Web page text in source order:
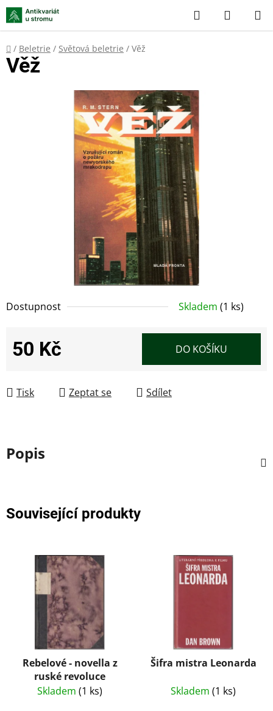
Přejít
na
obsah
Hledat
KOŠÍK
Domů
/ Beletrie / Světová beletrie / Věž
Dostupnost Skladem (1 ks)
50 Kč DO KOŠÍKU
Tisk Zeptat se Sdílet
Věž
Popis
Související produkty
Rebelové - novella z
ruské revoluce
Skladem (1 ks)
Šifra mistra Leonarda
Skladem (1 ks)